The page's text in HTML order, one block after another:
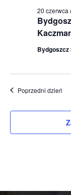
20 czerwca
Bydgoszcz
Poprzedni dzień